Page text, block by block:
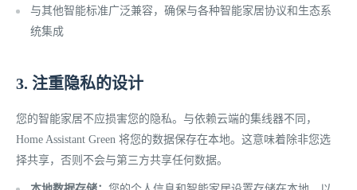
与其他智能标准广泛兼容，确保与各种智能家居协议和生态系
统集成
3. 注重隐私的设计
您的智能家居不应损害您的隐私。与依赖云端的集线器不同，
Home Assistant Green 将您的数据保存在本地。这意味着除非您选
择共享，否则不会与第三方共享任何数据。